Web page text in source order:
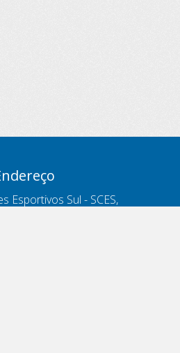
Esportivos Sul - SCES,